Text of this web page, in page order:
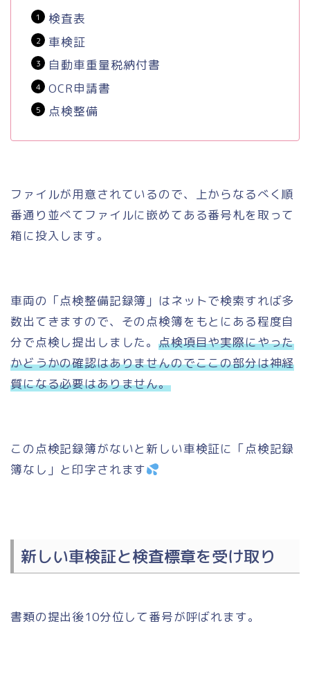
検査表
車検証
自動車重量税納付書
OCR申請書
点検整備
ファイルが用意されているので、上からなるべく順
番通り並べてファイルに嵌めてある番号札を取って
箱に投入します。
車両の「点検整備記録簿」はネットで検索すれば多
数出てきますので、その点検簿をもとにある程度自
分で点検し提出しました。点検項目や実際にやった
かどうかの確認はありませんのでここの部分は神経
質になる必要はありません。
この点検記録簿がないと新しい車検証に「点検記録
簿なし」と印字されます
新しい車検証と検査標章を受け取り
書類の提出後10分位して番号が呼ばれます。